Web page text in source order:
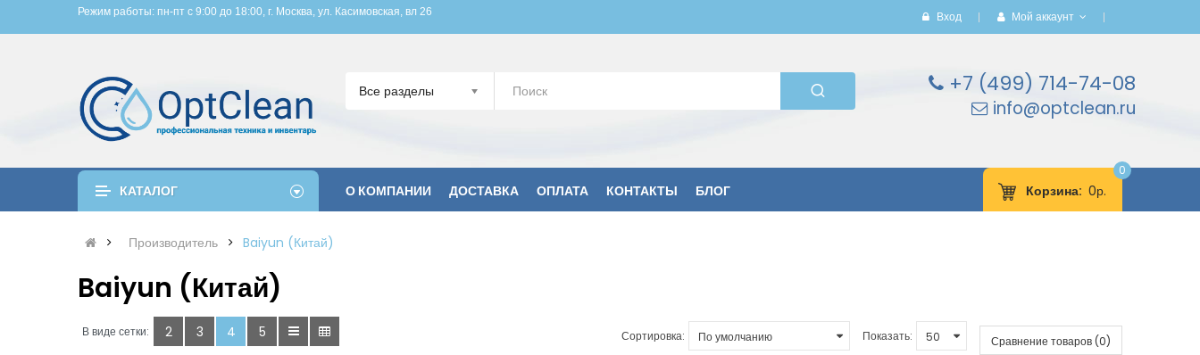
Режим работы: пн-пт с 9:00 до 18:00, г. Москва, ул. Касимовская, вл 26 Вход Мой аккаунт
Все разделы +7 (499) 714-74-08
info@optclean.ru
КАТАЛОГ О КОМПАНИИ ДОСТАВКА ОПЛАТА КОНТАКТЫ БЛОГ Корзина
0
0р.
Производитель Baiyun (Китай)
Baiyun (Китай)
В виде сетки: 2 3 4 5 Сортировка: Показать: Сравнение товаров (0)